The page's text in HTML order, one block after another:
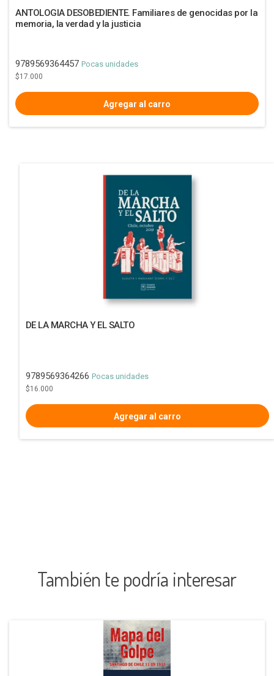
ANTOLOGIA DESOBEDIENTE. Familiares de genocidas por la
memoria, la verdad y la justicia
9789569364457 Pocas unidades
$17.000
DE LA MARCHA Y EL SALTO
9789569364266 Pocas unidades
$16.000
También te podría interesar